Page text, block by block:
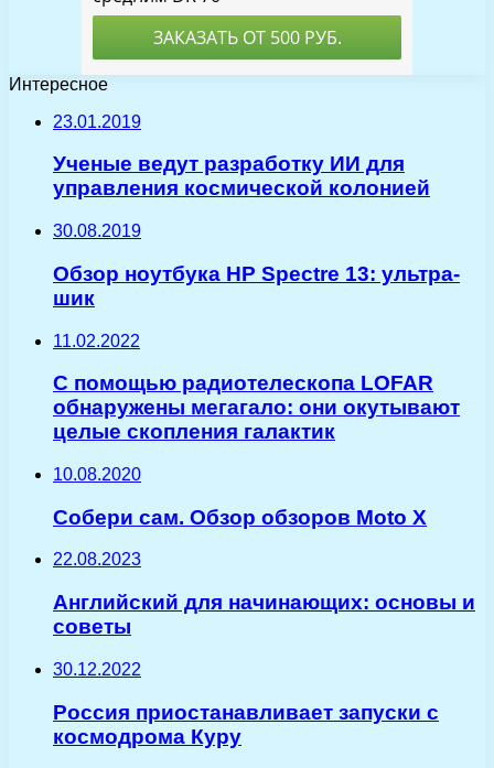
Интересное
23.01.2019
Ученые ведут разработку ИИ для
управления космической колонией
30.08.2019
Обзор ноутбука HP Spectre 13: ультра-
шик
11.02.2022
С помощью радиотелескопа LOFAR
обнаружены мегагало: они окутывают
целые скопления галактик
10.08.2020
Собери сам. Обзор обзоров Moto X
22.08.2023
Английский для начинающих: основы и
советы
30.12.2022
Россия приостанавливает запуски с
космодрома Куру